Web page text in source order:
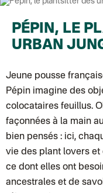
Colissimo suivi
Colissimo suivi
Lettre prioritaire
Colissimo suivi
DPD colis suivi
PÉPIN, LE
URBAN
Jeune pousse
Pépin imagine des
colocataires feuillus.
façonnées à la main
bien pensés : ici,
vie des plant lovers
ce dont elles ont
ancestrales et de